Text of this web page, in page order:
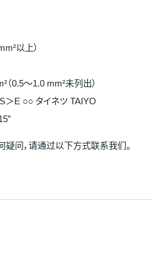
以上）
0.5～1.0 mm²未列出）
＞E ○○ タイネツ TAIYO
问，请通过以下方式联系我们。